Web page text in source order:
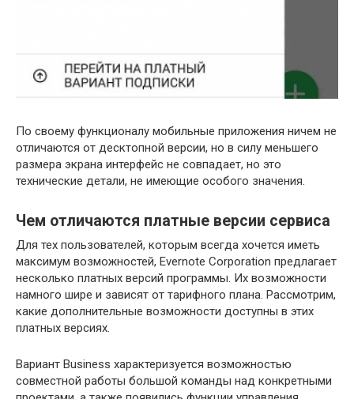
По своему функционалу мобильные приложения ничем не
отличаются от десктопной версии, но в силу меньшего
размера экрана интерфейс не совпадает, но это
технические детали, не имеющие особого значения.
Чем отличаются платные версии сервиса
Для тех пользователей, которым всегда хочется иметь
максимум возможностей, Evernote Corporation предлагает
несколько платных версий программы. Их возможности
намного шире и зависят от тарифного плана. Рассмотрим,
какие дополнительные возможности доступны в этих
платных версиях.
Вариант Business характеризуется возможностью
совместной работы большой команды над конкретными